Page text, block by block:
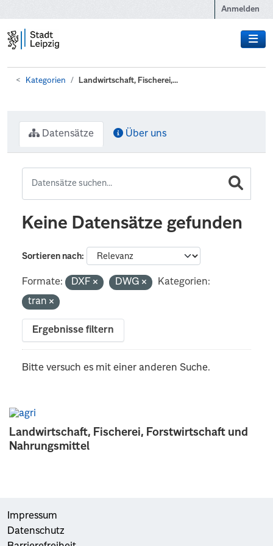
Anmelden
Kategorien Landwirtschaft, Fischerei,...
Landwirtschaft, Fischerei, Forstwirtschaft und
Nahrungsmittel
Datensätze Über uns
Keine Datensätze gefunden
Sortieren nach
Formate: DXF DWG
Kategorien:
tran
Ergebnisse filtern
Bitte versuch es mit einer anderen Suche.
Impressum
Datenschutz